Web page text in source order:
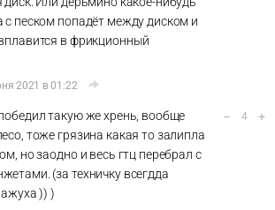
с песком попадёт между диском и
в фрикционный
2021 в 01:22
такую же хрень, вообще
тоже грязина какая то залипла
но заодно и весь гтц перебрал с
(за техничку всегдда
)) )
– 4 +